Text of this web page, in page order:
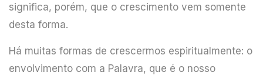
significa, porém, que o crescimento vem somente
desta forma.
Há muitas formas de crescermos espiritualmente: o
envolvimento com a Palavra, que é o nosso